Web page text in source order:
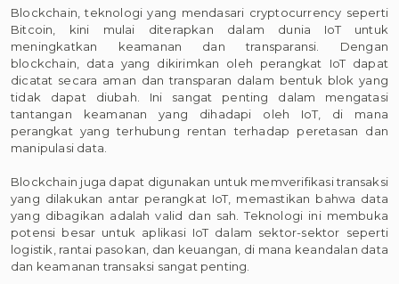
Blockchain, teknologi yang mendasari cryptocurrency seperti
Bitcoin, kini mulai diterapkan dalam dunia IoT untuk
meningkatkan keamanan dan transparansi. Dengan
blockchain, data yang dikirimkan oleh perangkat IoT dapat
dicatat secara aman dan transparan dalam bentuk blok yang
tidak dapat diubah. Ini sangat penting dalam mengatasi
tantangan keamanan yang dihadapi oleh IoT, di mana
perangkat yang terhubung rentan terhadap peretasan dan
manipulasi data.
Blockchain juga dapat digunakan untuk memverifikasi transaksi
yang dilakukan antar perangkat IoT, memastikan bahwa data
yang dibagikan adalah valid dan sah. Teknologi ini membuka
potensi besar untuk aplikasi IoT dalam sektor-sektor seperti
logistik, rantai pasokan, dan keuangan, di mana keandalan data
dan keamanan transaksi sangat penting.